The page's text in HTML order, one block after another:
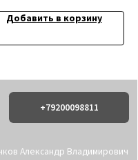
Добавить в корзину